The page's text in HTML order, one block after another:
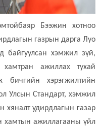
Бээжин хотноо
газрын дарга Луо
байгуулсан хэмжил зүй,
хамтран ажиллах тухай
бичгийн хэрэгжилтийн
Улсын Стандарт, хэмжил
хяналт удирдлагын газар
хамтын ажиллагааны үйл